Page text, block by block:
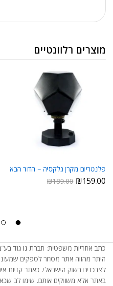
מוצרים רלוונטיים
פלנטריום מקרן גלקסיה – הדור הבא
₪159.00
₪189.00
היתר מהווה אתר מסחר לספקים
לצרכנים בשוק הישראלי. כאתר קניות
באתר אלא משווקים אותם. שימו לב